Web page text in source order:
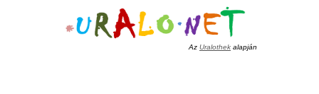
Az Uralothek alapján